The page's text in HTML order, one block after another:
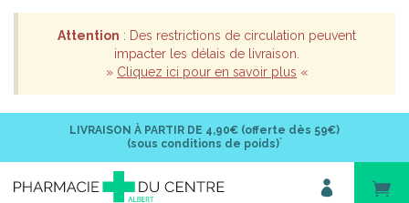
Attention : Des restrictions de circulation peuvent
impacter les délais de livraison.
» Cliquez ici pour en savoir plus «
LIVRAISON À PARTIR DE 4,90€ (offerte dès 59€)
(sous conditions de poids)*